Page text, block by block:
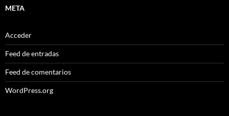
META
Acceder
Feed de entradas
Feed de comentarios
WordPress.org